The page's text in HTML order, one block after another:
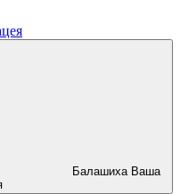
Балашиха Ваша